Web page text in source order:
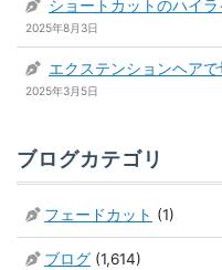
ショートカットのハイ
2025年8月3日
エクステンションヘア
2025年3月5日
ブログカテゴリ
フェードカット (1)
ブログ (1,614)